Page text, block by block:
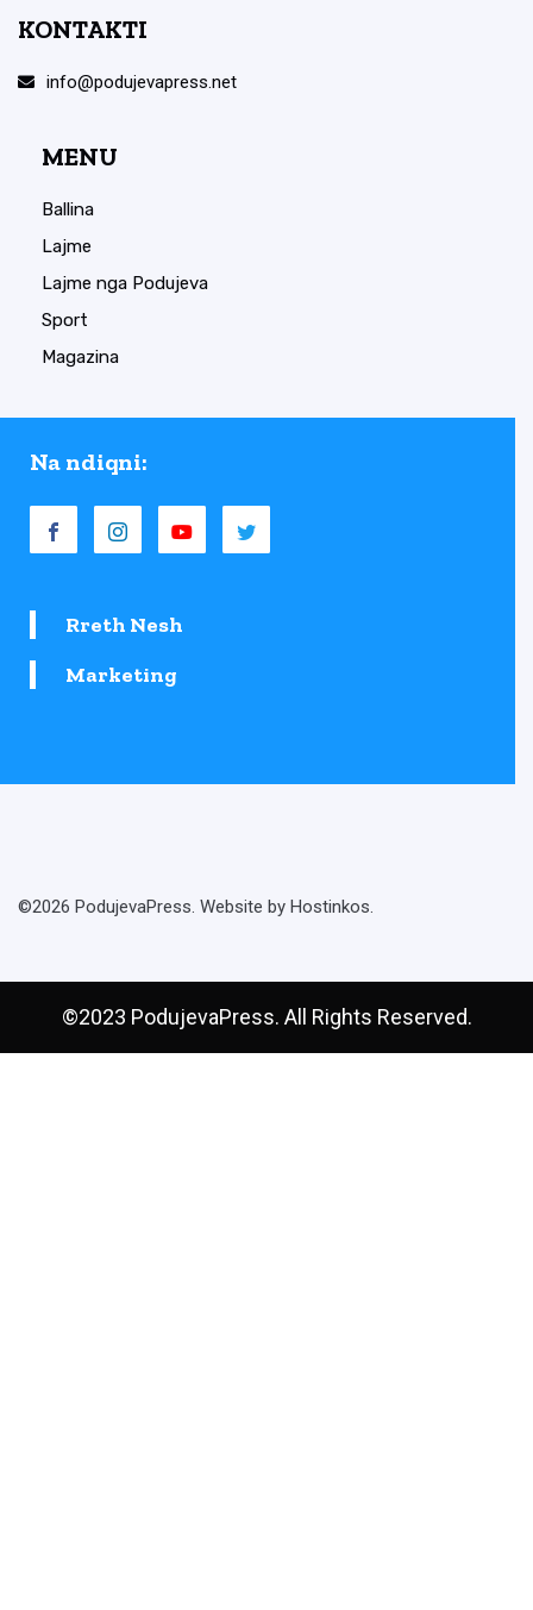
KONTAKTI
info@podujevapress.net
MENU
Ballina
Lajme
Lajme nga Podujeva
Sport
Magazina
Na ndiqni:
Rreth Nesh
Marketing
©2026 PodujevaPress. Website by Hostinkos.
©2023 PodujevaPress. All Rights Reserved.